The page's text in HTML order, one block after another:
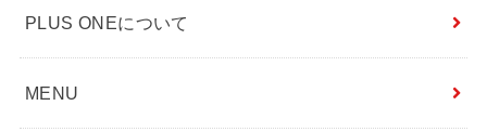
PLUS ONEについて
MENU